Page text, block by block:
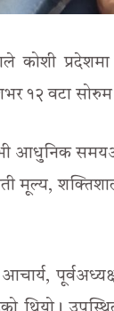
कोशी
१२ वटा
आधुनिक
मूल्य,